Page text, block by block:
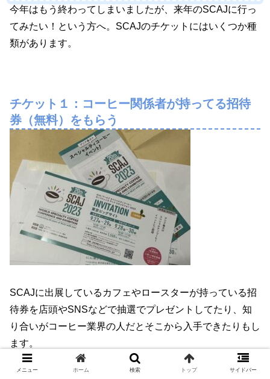
今年はもう終わってしまいましたが、来年のSCAJに行っ
てみたい！という方へ。SCAJのチケットにはいくつか種
類があります。
チケット１：コーヒー関係者が持ってる招待
券（無料）をもらう
SCAJに出展しているカフェやロースターが持っている招
待券を店頭やSNSなどで抽選でプレゼントしてたり、知
り合いがコーヒー業界の人だとそこから入手できたりもし
ます。
私ももうずっと招待券を職場や知り合い経由で入手して
メニュー ホーム 検索 トップ サイドバー